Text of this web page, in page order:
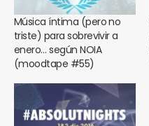
Música íntima (pero no
triste) para sobrevivir a
enero… según NOIA
(moodtape #55)